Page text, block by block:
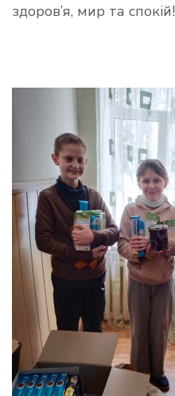
здоров’я, мир та спокій!